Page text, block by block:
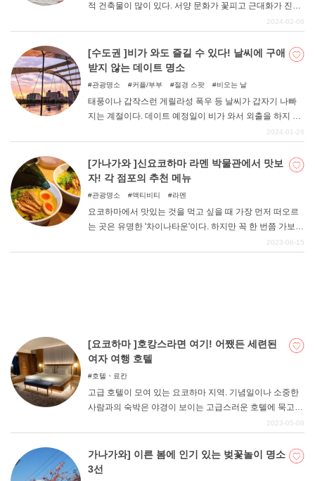
적 건축물이 많이 있다. 서양 문화가 꽃피고 근대화가 진행
된 시대의 건축물은 현대의 건물과는 또 다른 분위기를 자
에서 메이지-다이쇼 시대의 낭만을 느껴보는 것은 어떨까.
2024-02-06
[수도권 ]비가 와도 즐길 수 있다! 날씨에 구애
받지 않는 데이트 명소
관광명소 커플/부부 절경 스팟 비오는 날
태풍이나 갑작스런 게릴라성 폭우 등 날씨가 갑자기 나빠
지는 계절이다. 데이트 예정일이 비가 와서 외출을 하지 못
하고 방구석 데이트만 하고 있는 건 아닌가요? 날씨가 좋지
싶은 마음은 굴뚝같다. 이번에는 날씨에 구애받지 않고 커
플이 함께 즐길 수 있는 데이트 명소를 소개한다. 비오는 날
데이트의 고질병 해소는 물론, 날씨에 휘둘리고 싶지 않은
2024-01-26
[가나가와 ]신요코하마 라멘 박물관에서 맛보
자! 각 점포의 추천 메뉴
관광명소 액티비티 라멘
요코하마에서 맛있는 것을 먹고 싶을 때 가장 먼저 떠오르
는 곳은 유명한 '차이나타운'이다. 하지만 꼭 한 번쯤 가보셨
으면 하는 음식 테마파크가 하나 더 있습니다. 바로 "신요코
2023-06-15
[요코하마 ]호캉스라면 여기! 어쨌든 세련된
여자 여행 호텔
호텔・료칸
고급 호텔이 모여 있는 요코하마 지역. 기념일이나 소중한
사람과의 숙박은 야경이 보이는 고급스러운 호텔에 묵고
싶지만, 아무렇지 않은 날의 여행이나 조금 사치스러운 숙
딱 맞는, "멋있는 "호텔을 소개합니다. 이 기사는 현실 도피
를 하고 싶은 사람, 사치를 즐기고 싶은 사람에게 추천하는
2023-05-08
가나가와] 이른 봄에 인기 있는 벚꽃놀이 명소
3선